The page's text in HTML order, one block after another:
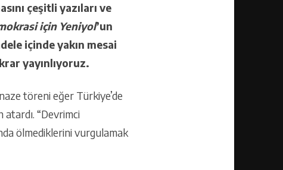
çeşitli yazıları ve
için Yeniyol’un
içinde yakın mesai
yayınlıyoruz.
töreni eğer Türkiye’de
atardı. “Devrimci
ölmediklerini vurgulamak